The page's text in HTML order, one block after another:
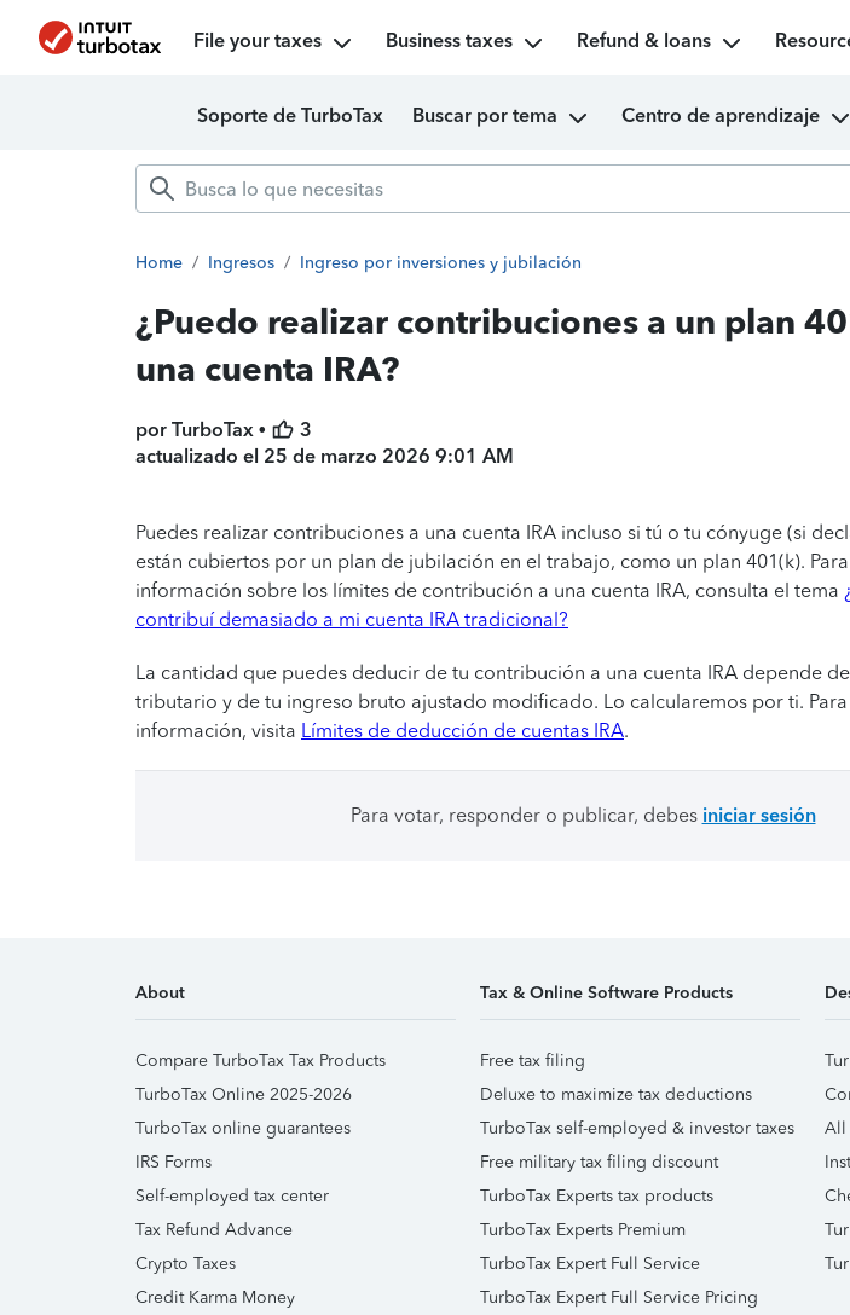
File your taxes Business taxes Refund & loans
Soporte de TurboTax Buscar por tema Centro de aprendizaje
Home / Ingresos / Ingreso por inversiones y jubilación
¿Puedo realizar contribuciones a un plan
una cuenta IRA?
por TurboTax •
3
actualizado el 25 de marzo 2026 9:01 AM
Puedes realizar contribuciones a una cuenta IRA incluso si tú o tu cónyuge (si
están cubiertos por un plan de jubilación en el trabajo, como un plan 401(k).
información sobre los límites de contribución a una cuenta IRA, consulta el tema
contribuí demasiado a mi cuenta IRA tradicional?
La cantidad que puedes deducir de tu contribución a una cuenta IRA depende
tributario y de tu ingreso bruto ajustado modificado. Lo calcularemos por ti.
información, visita Límites de deducción de cuentas IRA.
Para votar, responder o publicar, debes iniciar sesión
About
Compare TurboTax Tax Products
TurboTax Online 2025-2026
TurboTax online guarantees
IRS Forms
Self-employed tax center
Tax Refund Advance
Crypto Taxes
Credit Karma Money
Tax & Online Software Products
Free tax filing
Deluxe to maximize tax deductions
TurboTax self-employed & investor taxes
Free military tax filing discount
TurboTax Experts tax products
TurboTax Experts Premium
TurboTax Expert Full Service
TurboTax Expert Full Service Pricing
All